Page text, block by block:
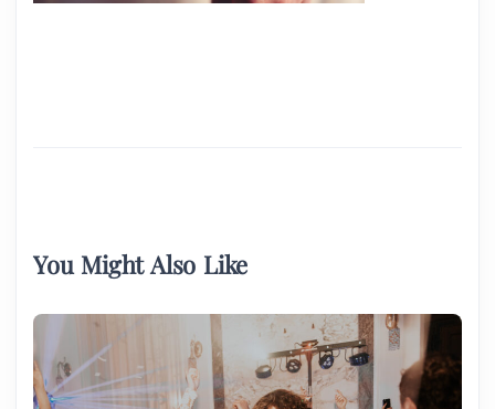
You Might Also Like